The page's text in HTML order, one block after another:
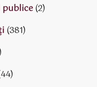
(2)
(381)